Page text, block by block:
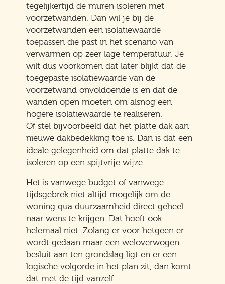
tegelijkertijd de muren isoleren met
voorzetwanden. Dan wil je bij de
voorzetwanden een isolatiewaarde
toepassen die past in het scenario van
verwarmen op zeer lage temperatuur. Je
wilt dus voorkomen dat later blijkt dat de
toegepaste isolatiewaarde van de
voorzetwand onvoldoende is en dat de
wanden open moeten om alsnog een
hogere isolatiewaarde te realiseren.
Of stel bijvoorbeeld dat het platte dak aan
nieuwe dakbedekking toe is. Dan is dat een
ideale gelegenheid om dat platte dak te
isoleren op een spijtvrije wijze.
Het is vanwege budget of vanwege
tijdsgebrek niet altijd mogelijk om de
woning qua duurzaamheid direct geheel
naar wens te krijgen. Dat hoeft ook
helemaal niet. Zolang er voor hetgeen er
wordt gedaan maar een weloverwogen
besluit aan ten grondslag ligt en er een
logische volgorde in het plan zit, dan komt
dat met de tijd vanzelf.